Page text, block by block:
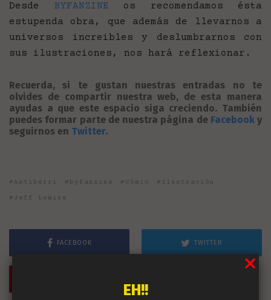
Desde BYFANZINE os recomendamos ésta
estupenda obra, que además de llevarnos a
universos increibles y deslumbrarnos con
sus ilustraciones, nos hará reflexionar.
Recuerda, si te gustan nuestras entradas no te
olvides de compartir nuestra web, de esta manera
ayudas a que este espacio siga creciendo. También
puedes formar parte de nuestra página de Facebooky
seguirnos en Twitter.
Astiberri byfanzine Cómic
Ilustración
Jeff Lemire
FACEBOOK TWITTER
EH!!